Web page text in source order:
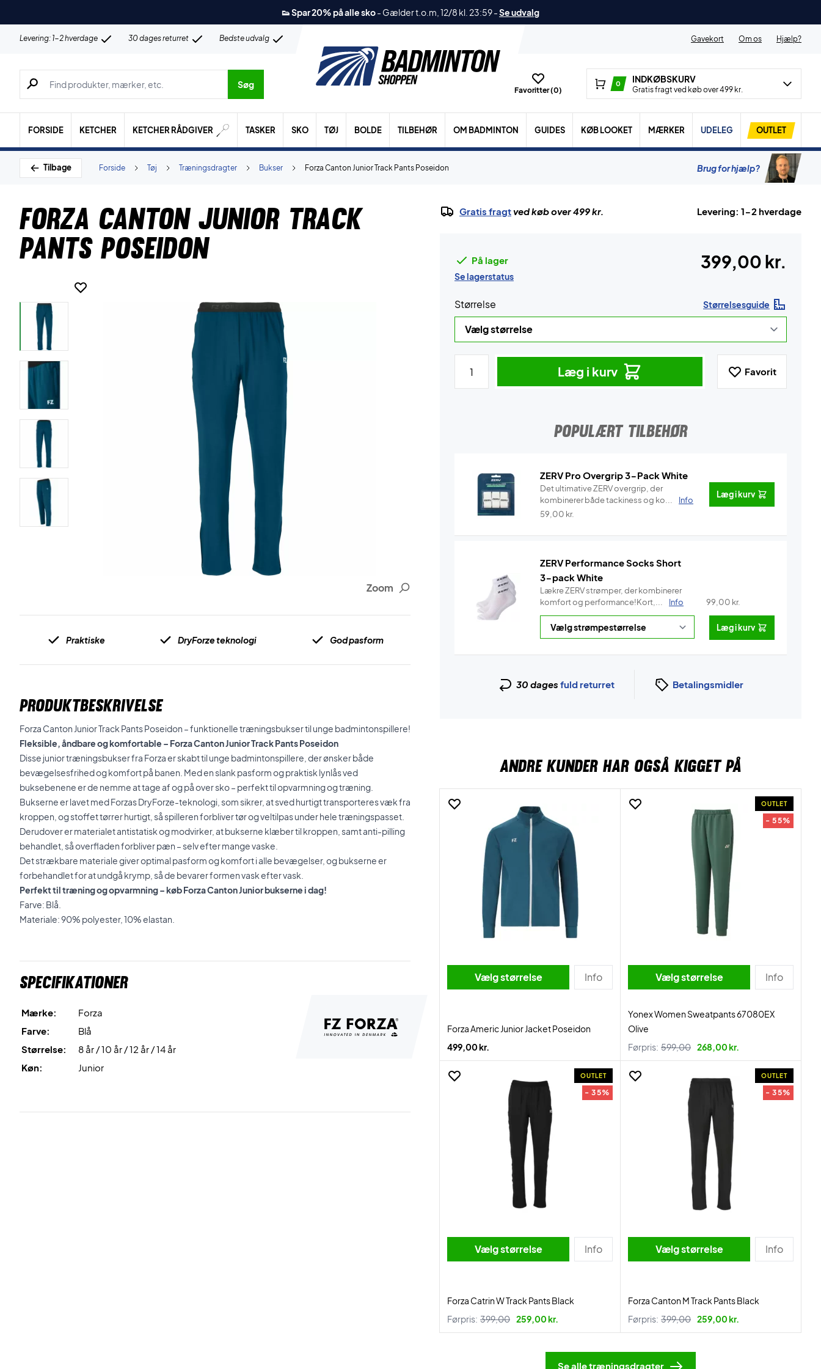
👟 Spar 20% på alle sko- Gælder t.o.m, 12/8 kl. 23:59-Se udvalg
Levering: 1-2 hverdage 30 dages returret Bedste udvalg Gavekort Om os Hjælp?
Søg efter produkter, mærker etc.
Søg
Favoritter (0)
0 INDKØBSKURV
Gratis fragt ved køb over 499 kr.
FORSIDE KETCHER KETCHER RÅDGIVER TASKER SKO TØJ BOLDE TILBEHØR OM BADMINTON GUIDES KØB LOOKET MÆRKER UDELEG OUTLET
Tilbage Forza Canton Junior Track Pants Poseidon
Bukser
Træningsdragter
Tøj
Forside Brug for hjælp?
Forza Canton Junior Track
Pants Poseidon
Zoom
Praktiske DryForze teknologi God pasform
PRODUKTBESKRIVELSE
Forza Canton Junior Track Pants Poseidon – funktionelle træningsbukser til unge badmintonspillere!
Fleksible, åndbare og komfortable – Forza Canton Junior Track Pants Poseidon
Disse junior træningsbukser fra Forza er skabt til unge badmintonspillere, der ønsker både
bevægelsesfrihed og komfort på banen. Med en slank pasform og praktisk lynlås ved
buksebenene er de nemme at tage af og på over sko – perfekt til opvarmning og træning.
Bukserne er lavet med Forzas DryForze-teknologi, som sikrer, at sved hurtigt transporteres væk fra
kroppen, og stoffet tørrer hurtigt, så spilleren forbliver tør og veltilpas under hele træningspasset.
Derudover er materialet antistatisk og modvirker, at bukserne klæber til kroppen, samt anti-pilling
behandlet, så overfladen forbliver pæn – selv efter mange vaske.
Det strækbare materiale giver optimal pasform og komfort i alle bevægelser, og bukserne er
forbehandlet for at undgå krymp, så de bevarer formen vask efter vask.
Perfekt til træning og opvarmning – køb Forza Canton Junior bukserne i dag!
Farve: Blå.
Materiale: 90% polyester, 10% elastan.
Specifikationer
Mærke:
Forza
Farve:
Blå
Størrelse:
8 år / 10 år / 12 år / 14 år
Køn:
Junior
Gratis fragtved køb over 499 kr. Levering: 1-2 hverdage
På lager
Se lagerstatus
399,00 kr.
Størrelse Størrelsesguide
Læg i kurv Favorit
POPULÆRT TILBEHØR
ZERV Pro Overgrip 3-Pack White
Det ultimative ZERV overgrip, der
kombinerer både tackiness og ko...
Info
59,00 kr.
Læg i kurv
ZERV Performance Socks Short
3-pack White
Lækre ZERV strømper, der kombinerer
komfort og performance!Kort,...
Info 99,00 kr.
Læg i kurv
30 dages fuld returret Betalingsmidler
ANDRE KUNDER HAR OGSÅ KIGGET PÅ
Vælg størrelse Info
Forza Americ Junior Jacket Poseidon
499,00 kr.
OUTLET
- 55%
Vælg størrelse Info
Yonex Women Sweatpants 67080EX
Olive
Førpris: 599,00 268,00 kr.
OUTLET
- 35%
Vælg størrelse Info
Forza Catrin W Track Pants Black
Førpris: 399,00 259,00 kr.
OUTLET
- 35%
Vælg størrelse Info
Forza Canton M Track Pants Black
Førpris: 399,00 259,00 kr.
Se alle træningsdragter